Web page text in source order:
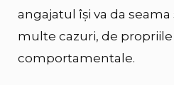
angajatul își va da
multe cazuri, de
comportamentale.